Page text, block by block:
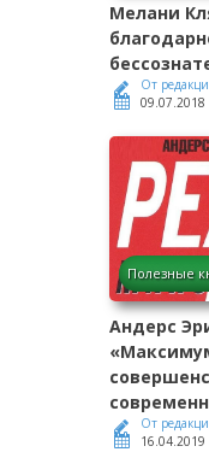
Мелани
От
09.07.2018
Полезные
Андерс
От
16.04.2019